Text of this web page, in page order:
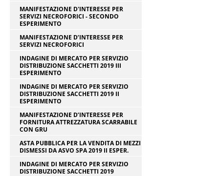
MANIFESTAZIONE D'INTERESSE PER
SERVIZI NECROFORICI - SECONDO
ESPERIMENTO
MANIFESTAZIONE D’INTERESSE PER
SERVIZI NECROFORICI
INDAGINE DI MERCATO PER SERVIZIO
DISTRIBUZIONE SACCHETTI 2019 III
ESPERIMENTO
INDAGINE DI MERCATO PER SERVIZIO
DISTRIBUZIONE SACCHETTI 2019 II
ESPERIMENTO
MANIFESTAZIONE D’INTERESSE PER
FORNITURA ATTREZZATURA SCARRABILE
CON GRU
ASTA PUBBLICA PER LA VENDITA DI MEZZI
DISMESSI DA ASVO SPA 2019 II ESPER.
INDAGINE DI MERCATO PER SERVIZIO
DISTRIBUZIONE SACCHETTI 2019